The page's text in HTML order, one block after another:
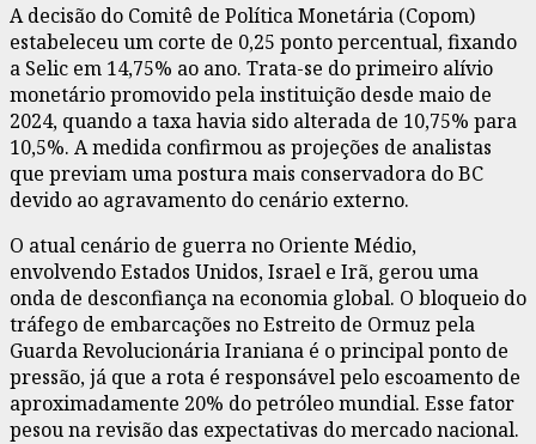
A decisão do Comitê de Política Monetária (Copom)
estabeleceu um corte de 0,25 ponto percentual, fixando
a Selic em 14,75% ao ano. Trata-se do primeiro alívio
monetário promovido pela instituição desde maio de
2024, quando a taxa havia sido alterada de 10,75% para
10,5%. A medida confirmou as projeções de analistas
que previam uma postura mais conservadora do BC
devido ao agravamento do cenário externo.
O atual cenário de guerra no Oriente Médio,
envolvendo Estados Unidos, Israel e Irã, gerou uma
onda de desconfiança na economia global. O bloqueio do
tráfego de embarcações no Estreito de Ormuz pela
Guarda Revolucionária Iraniana é o principal ponto de
pressão, já que a rota é responsável pelo escoamento de
aproximadamente 20% do petróleo mundial. Esse fator
pesou na revisão das expectativas do mercado nacional.